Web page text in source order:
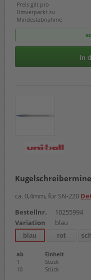
Preis gilt pro
Umverpackt zu
Mindestabnahme
In
ca. 0,4mm, für SN-220
Bestellnr.
10255994
Variation
blau
blau rot
ab Einheit
1
Stück
10
Stück